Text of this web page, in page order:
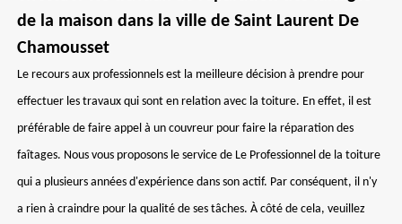
de la maison dans la ville de Saint Laurent De
Chamousset
Le recours aux professionnels est la meilleure décision à prendre pour
effectuer les travaux qui sont en relation avec la toiture. En effet, il est
préférable de faire appel à un couvreur pour faire la réparation des
faîtages. Nous vous proposons le service de Le Professionnel de la toiture
qui a plusieurs années d'expérience dans son actif. Par conséquent, il n'y
a rien à craindre pour la qualité de ses tâches. À côté de cela, veuillez